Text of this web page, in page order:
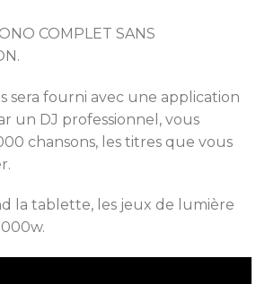
COMPLET SANS
sera fourni avec une application
un DJ professionnel, vous
chansons, les titres que vous
la tablette, les jeux de lumière